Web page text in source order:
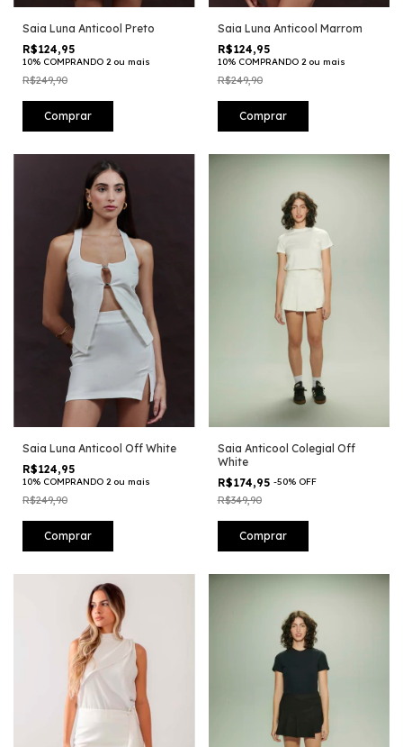
Saia Luna Anticool Preto
R$124,95
10% COMPRANDO 2 ou mais
R$249,90
Comprar
Saia Luna Anticool Marrom
R$124,95
10% COMPRANDO 2 ou mais
R$249,90
Comprar
Saia Luna Anticool Off White
R$124,95
10% COMPRANDO 2 ou mais
R$249,90
Comprar
Saia Anticool Colegial Off
White
R$174,95 -50% OFF
R$349,90
Comprar